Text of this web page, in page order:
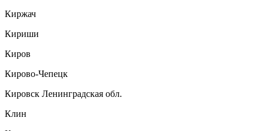
Киржач
Кириши
Киров
Кирово-Чепецк
Кировск Ленинградская обл.
Клин